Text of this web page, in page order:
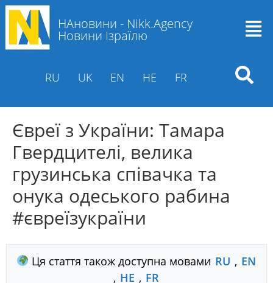
НАновини - Nikk.Agency
Новини Ізраїлю
RU UK EN HE FR
Євреї з України: Тамара
Гвердцителі, велика
грузинська співачка та
онука одеського рабина
#євреїзукраїни
Ця стаття також доступна мовами RU , EN
, HE , FR